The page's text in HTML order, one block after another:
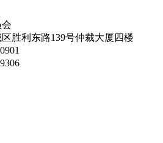
胜利东路139号仲裁大厦四楼